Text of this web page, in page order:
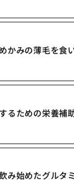
かみの薄毛を食
るための栄養補
み始めたグルタ